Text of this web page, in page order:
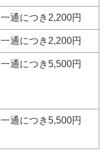
一通につき2,200円
一通につき2,200円
一通につき5,500円
一通につき5,500円